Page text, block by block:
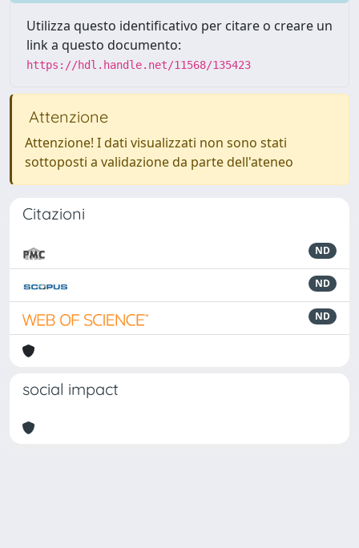
Utilizza questo identificativo per citare o creare un
link a questo documento:
https://hdl.handle.net/11568/135423
Attenzione
Attenzione! I dati visualizzati non sono stati
sottoposti a validazione da parte dell'ateneo
Citazioni
ND
ND
ND
social impact